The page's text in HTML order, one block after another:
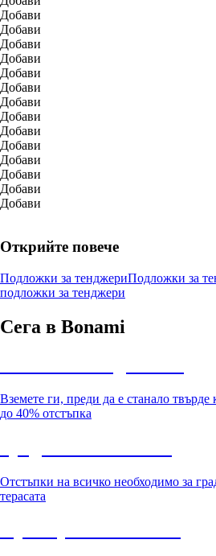
Добави
Добави
Добави
Добави
Добави
Добави
Добави
Добави
Добави
Добави
Добави
Добави
Добави
Добави
Открийте повече
Подложки за тенджериПодложки за
подложки за тенджери
Сега в Bonami
Вземете ги, преди да е станало
до 40% отстъпка
Отстъпки на всичко необходимо за
терасата